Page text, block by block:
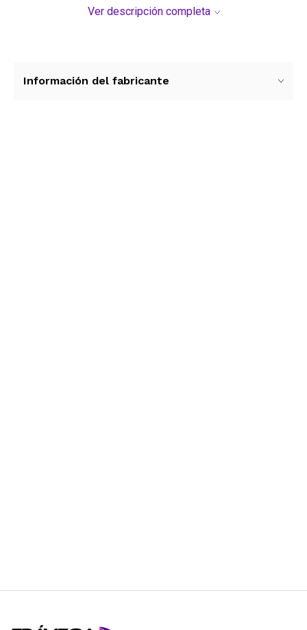
base según tus preferencias de juego.
- Compatible exclusivamente con el control
Ver descripción completa
Información del fabricante